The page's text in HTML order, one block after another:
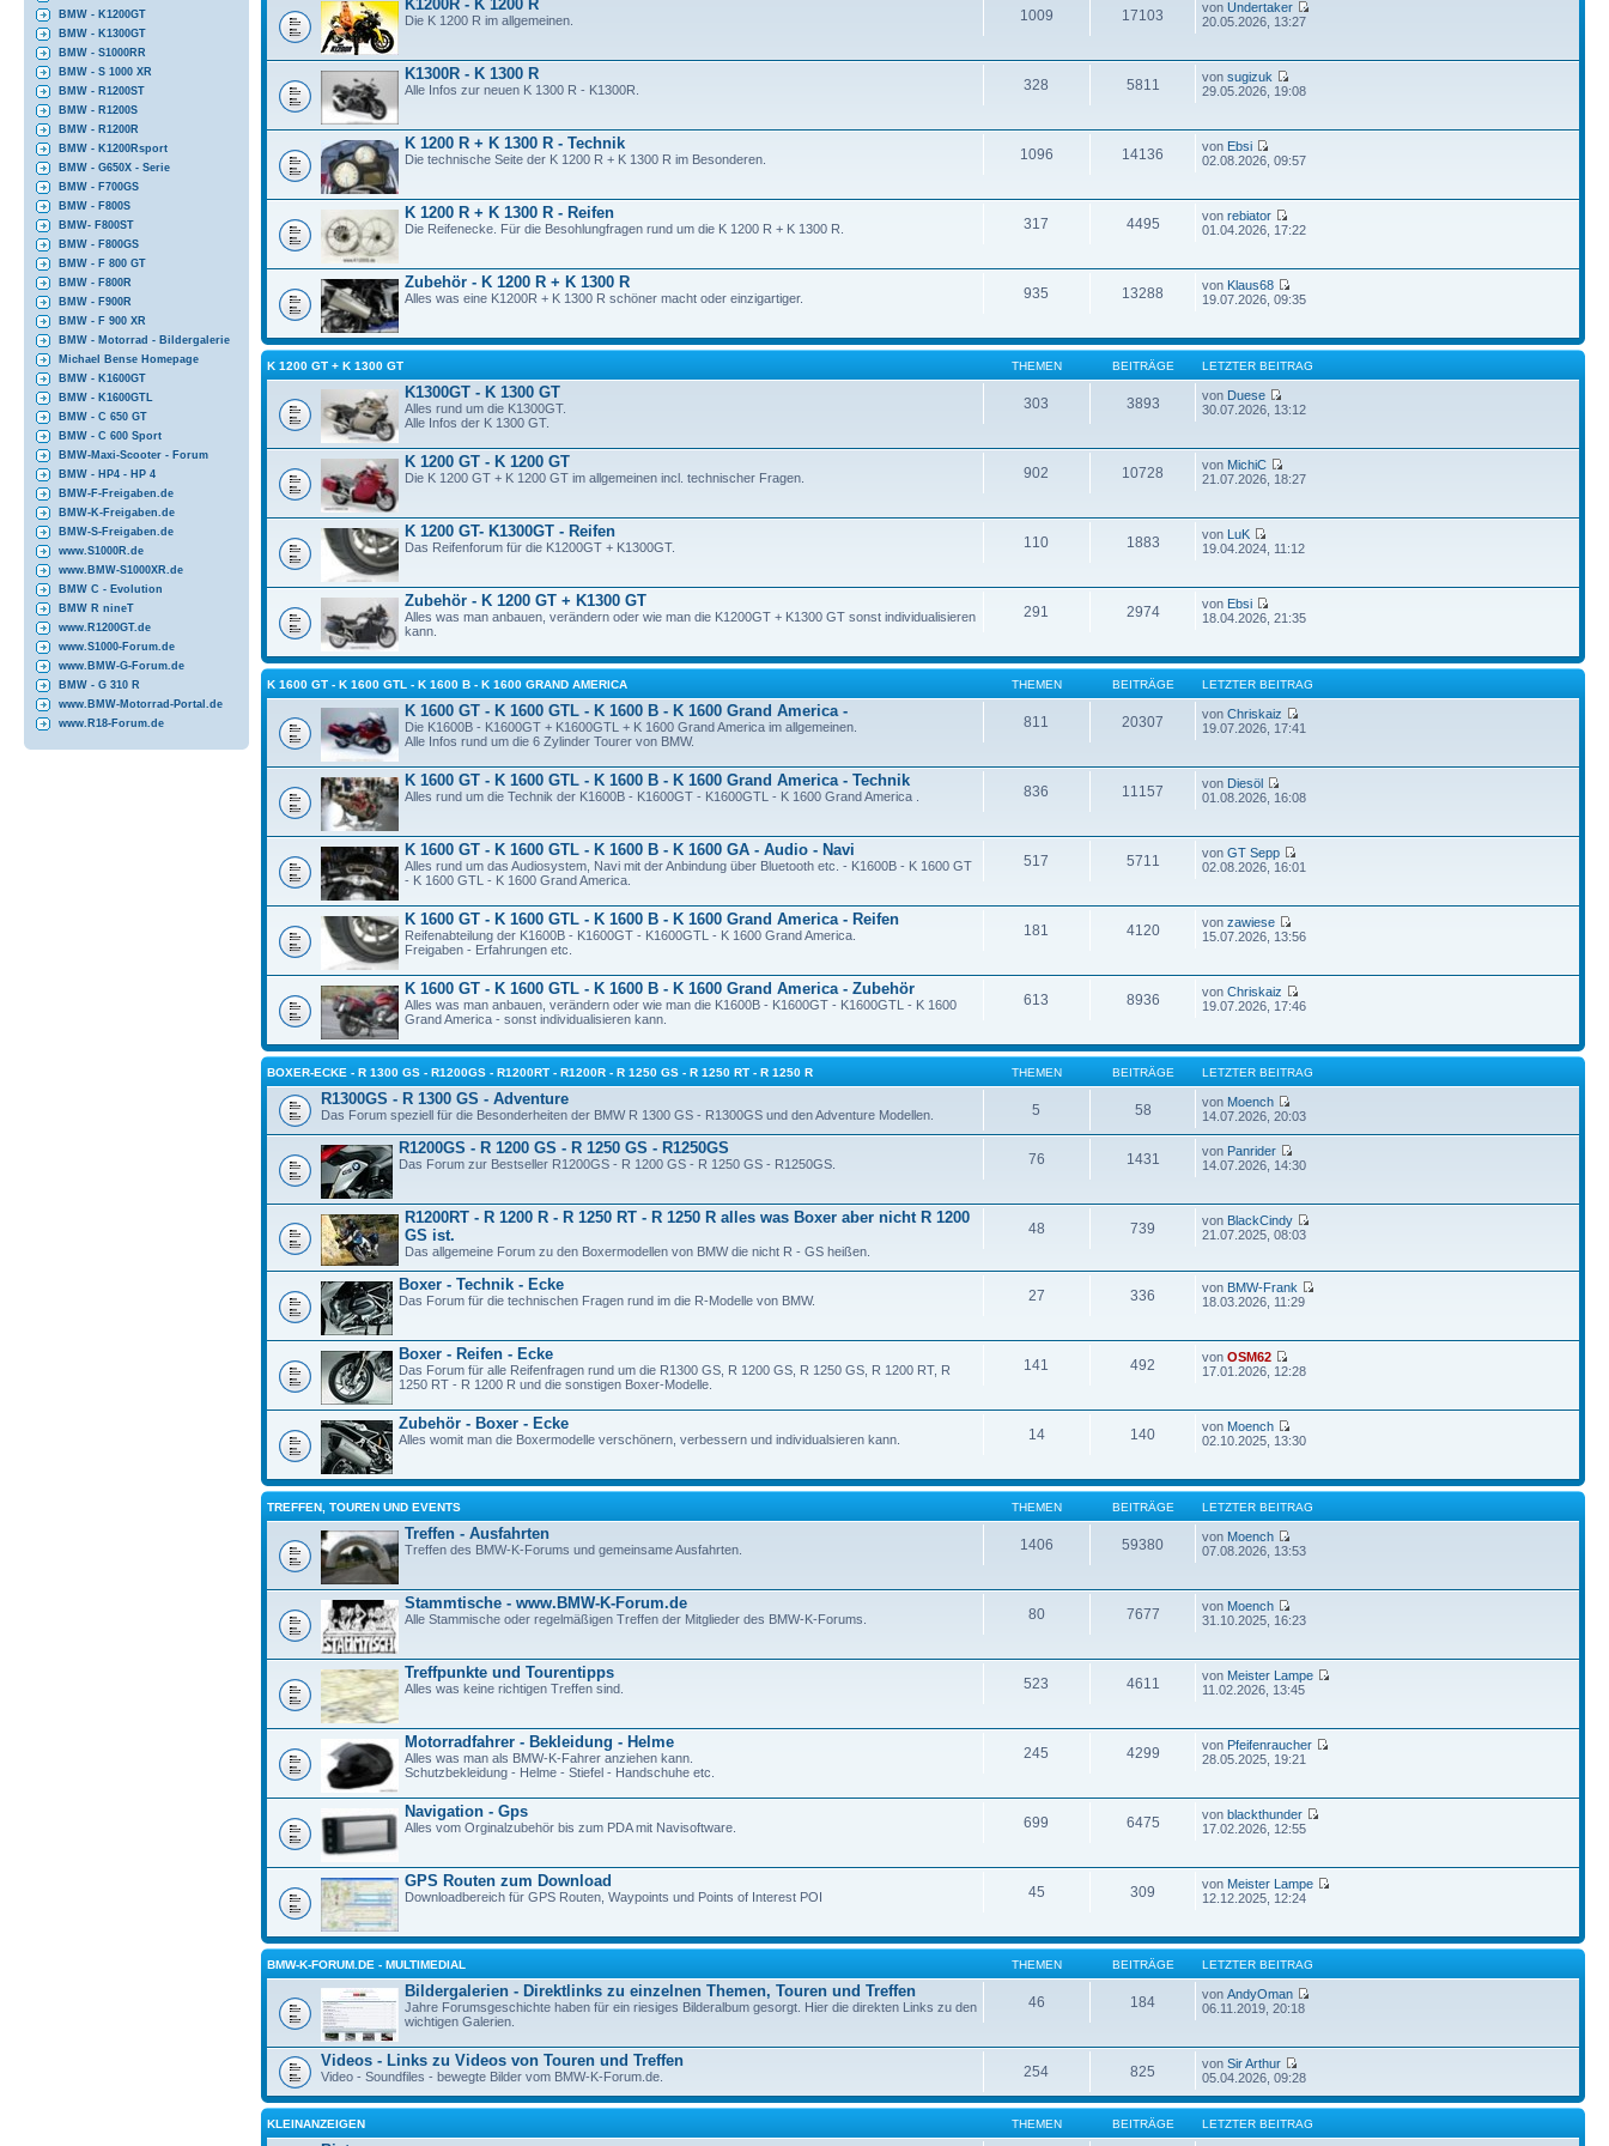
BMW - K1200GT
BMW - K1300GT
BMW - S1000RR
BMW - S 1000 XR
BMW - R1200ST
BMW - R1200S
BMW - R1200R
BMW - K1200Rsport
BMW - G650X - Serie
BMW - F700GS
BMW - F800S
BMW- F800ST
BMW - F800GS
BMW - F 800 GT
BMW - F800R
BMW - F900R
BMW - F 900 XR
BMW - Motorrad - Bildergalerie
Michael Bense Homepage
BMW - K1600GT
BMW - K1600GTL
BMW - C 650 GT
BMW - C 600 Sport
BMW-Maxi-Scooter - Forum
BMW - HP4 - HP 4
BMW-F-Freigaben.de
BMW-K-Freigaben.de
BMW-S-Freigaben.de
www.S1000R.de
www.BMW-S1000XR.de
BMW C - Evolution
BMW R nineT
www.R1200GT.de
www.S1000-Forum.de
www.BMW-G-Forum.de
BMW - G 310 R
www.BMW-Motorrad-Portal.de
www.R18-Forum.de
K1200R - K 1200 R
Die K 1200 R im allgemeinen. 1009 17103 vonUndertaker
20.05.2026, 13:27
K1300R - K 1300 R
Alle Infos zur neuen K 1300 R - K1300R. 328 5811 vonsugizuk
29.05.2026, 19:08
K 1200 R + K 1300 R - Technik
Die technische Seite der K 1200 R + K 1300 R im Besonderen. 1096 14136 von Ebsi
02.08.2026, 09:57
K 1200 R + K 1300 R - Reifen
Die Reifenecke. Für die Besohlungfragen rund um die K 1200 R + K 1300 R. 317 4495 vonrebiator
01.04.2026, 17:22
Zubehör - K 1200 R + K 1300 R
Alles was eine K1200R + K 1300 R schöner macht oder einzigartiger. 935 13288 von Klaus68
19.07.2026, 09:35
K 1200 GT + K 1300 GT THEMEN BEITRÄGE LETZTER BEITRAG
K1300GT - K 1300 GT
Alles rund um die K1300GT.
Alle Infos der K 1300 GT.
303 3893 von Duese
30.07.2026, 13:12
K 1200 GT - K 1200 GT
Die K 1200 GT + K 1200 GT im allgemeinen incl. technischer Fragen. 902 10728 von MichiC
21.07.2026, 18:27
K 1200 GT- K1300GT - Reifen
Das Reifenforum für die K1200GT + K1300GT. 110 1883 von LuK
19.04.2024, 11:12
Zubehör - K 1200 GT + K1300 GT
Alles was man anbauen, verändern oder wie man die K1200GT + K1300 GT sonst individualisieren
kann.
291 2974 von Ebsi
18.04.2026, 21:35
K 1600 GT - K 1600 GTL - K 1600 B - K 1600 GRAND AMERICA THEMEN BEITRÄGE LETZTER BEITRAG
K 1600 GT - K 1600 GTL - K 1600 B - K 1600 Grand America -
Die K1600B - K1600GT + K1600GTL + K 1600 Grand America im allgemeinen.
Alle Infos rund um die 6 Zylinder Tourer von BMW.
811 20307 vonChriskaiz
19.07.2026, 17:41
K 1600 GT - K 1600 GTL - K 1600 B - K 1600 Grand America - Technik
Alles rund um die Technik der K1600B - K1600GT - K1600GTL - K 1600 Grand America . 836 11157 von Diesöl
01.08.2026, 16:08
K 1600 GT - K 1600 GTL - K 1600 B - K 1600 GA - Audio - Navi
Alles rund um das Audiosystem, Navi mit der Anbindung über Bluetooth etc. - K1600B - K 1600 GT
- K 1600 GTL - K 1600 Grand America.
517 5711 vonGT Sepp
02.08.2026, 16:01
K 1600 GT - K 1600 GTL - K 1600 B - K 1600 Grand America - Reifen
Reifenabteilung der K1600B - K1600GT - K1600GTL - K 1600 Grand America.
Freigaben - Erfahrungen etc.
181 4120 vonzawiese
15.07.2026, 13:56
K 1600 GT - K 1600 GTL - K 1600 B - K 1600 Grand America - Zubehör
Alles was man anbauen, verändern oder wie man die K1600B - K1600GT - K1600GTL - K 1600
Grand America - sonst individualisieren kann.
613 8936 vonChriskaiz
19.07.2026, 17:46
BOXER-ECKE - R 1300 GS - R1200GS - R1200RT - R1200R - R 1250 GS - R 1250 RT - R 1250 R THEMEN BEITRÄGE LETZTER BEITRAG
R1300GS - R 1300 GS - Adventure
Das Forum speziell für die Besonderheiten der BMW R 1300 GS - R1300GS und den Adventure Modellen. 5 58 von Moench
14.07.2026, 20:03
R1200GS - R 1200 GS - R 1250 GS - R1250GS
Das Forum zur Bestseller R1200GS - R 1200 GS - R 1250 GS - R1250GS. 76 1431 von Panrider
14.07.2026, 14:30
R1200RT - R 1200 R - R 1250 RT - R 1250 R alles was Boxer aber nicht R 1200
GS ist.
Das allgemeine Forum zu den Boxermodellen von BMW die nicht R - GS heißen.
48 739 von BlackCindy
21.07.2025, 08:03
Boxer - Technik - Ecke
Das Forum für die technischen Fragen rund im die R-Modelle von BMW. 27 336 von BMW-Frank
18.03.2026, 11:29
Boxer - Reifen - Ecke
Das Forum für alle Reifenfragen rund um die R1300 GS, R 1200 GS, R 1250 GS, R 1200 RT, R
1250 RT - R 1200 R und die sonstigen Boxer-Modelle.
141 492 vonOSM62
17.01.2026, 12:28
Zubehör - Boxer - Ecke
Alles womit man die Boxermodelle verschönern, verbessern und individualsieren kann. 14 140 von Moench
02.10.2025, 13:30
TREFFEN, TOUREN UND EVENTS THEMEN BEITRÄGE LETZTER BEITRAG
Treffen - Ausfahrten
Treffen des BMW-K-Forums und gemeinsame Ausfahrten. 1406 59380 von Moench
07.08.2026, 13:53
Stammtische - www.BMW-K-Forum.de
Alle Stammische oder regelmäßigen Treffen der Mitglieder des BMW-K-Forums. 80 7677 von Moench
31.10.2025, 16:23
Treffpunkte und Tourentipps
Alles was keine richtigen Treffen sind. 523 4611 von Meister Lampe
11.02.2026, 13:45
Motorradfahrer - Bekleidung - Helme
Alles was man als BMW-K-Fahrer anziehen kann.
Schutzbekleidung - Helme - Stiefel - Handschuhe etc.
245 4299 von Pfeifenraucher
28.05.2025, 19:21
Navigation - Gps
Alles vom Orginalzubehör bis zum PDA mit Navisoftware. 699 6475 vonblackthunder
17.02.2026, 12:55
GPS Routen zum Download
Downloadbereich für GPS Routen, Waypoints und Points of Interest POI 45 309 von Meister Lampe
12.12.2025, 12:24
BMW-K-FORUM.DE - MULTIMEDIAL THEMEN BEITRÄGE LETZTER BEITRAG
Bildergalerien - Direktlinks zu einzelnen Themen, Touren und Treffen
Jahre Forumsgeschichte haben für ein riesiges Bilderalbum gesorgt. Hier die direkten Links zu den
wichtigen Galerien.
46 184 vonAndyOman
06.11.2019, 20:18
Videos - Links zu Videos von Touren und Treffen
Video - Soundfiles - bewegte Bilder vom BMW-K-Forum.de. 254 825 vonSir Arthur
05.04.2026, 09:28
KLEINANZEIGEN THEMEN BEITRÄGE LETZTER BEITRAG